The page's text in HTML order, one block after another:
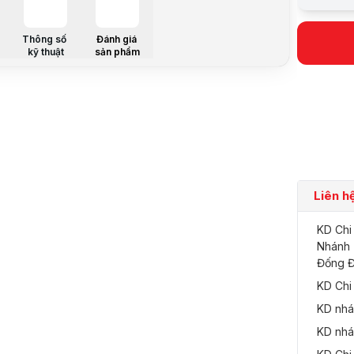
Thông số
kỹ thuật
Đánh giá
sản phẩm
Cảm biến
Tầm xa
Tính năng
Phần
Nguồn điện
Chuẩn nén
Kiểu lắp
Chế độ
Mô tả sản
Liên
KD Chi
Nhánh
Đống
KD
KD
KD